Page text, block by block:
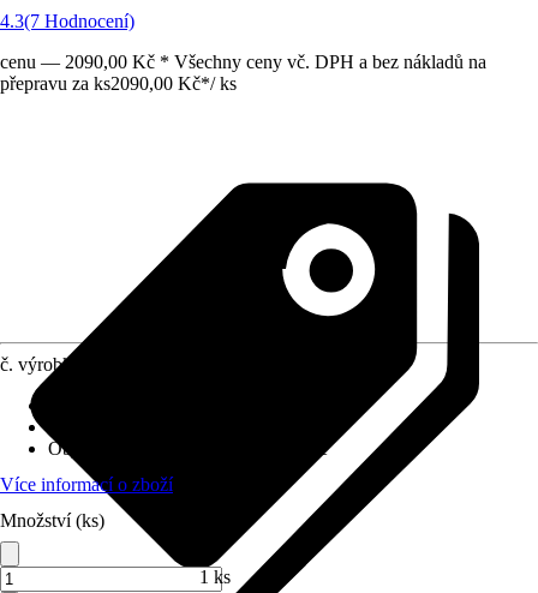
4.3(7 Hodnocení)
cenu — 2090,00 Kč * Všechny ceny vč. DPH a bez nákladů na
přepravu za ks2090,00 Kč*/ ks
č. výrobku
Objímka
LED napevno zabudované
Více informací o zboží
Množství (ks)
1 ks